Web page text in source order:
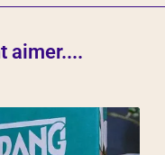
aimer....